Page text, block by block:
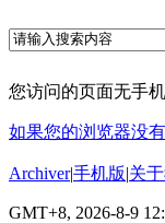
您访问的页面无手
如果您的浏览器没
Archiver|手机版|关
GMT+8, 2026-8-9